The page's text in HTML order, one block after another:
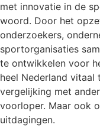
met innovatie in de
woord. Door het
onderzoekers,
sportorganisaties
te ontwikkelen voor
heel Nederland vitaal
vergelijking met
voorloper. Maar ook
uitdagingen.